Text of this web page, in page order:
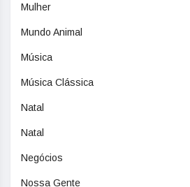
Mulher
Mundo Animal
Música
Música Clássica
Natal
Natal
Negócios
Nossa Gente